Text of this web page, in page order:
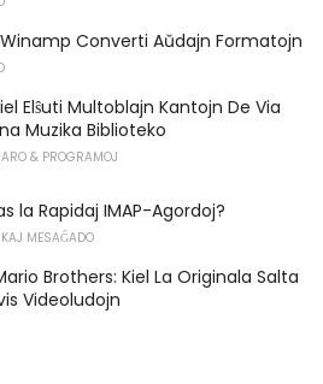
Winamp Converti Aŭdajn Formatojn
Elŝuti Multoblajn Kantojn De Via
Muzika Biblioteko
& PROGRAMOJ
la Rapidaj IMAP-Agordoj?
KAJ MESAĜADO
Brothers: Kiel La Originala Salta
Videoludojn